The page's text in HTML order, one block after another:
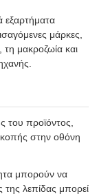
εξαρτήματα
μάρκες,
τη μακροζωία και
του προϊόντος,
κοπής στην οθόνη
μπορούν να
λεπίδας μπορεί